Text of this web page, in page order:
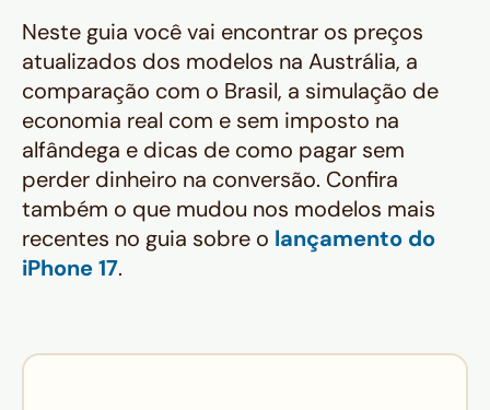
Neste guia você vai encontrar os preços
atualizados dos modelos na Austrália, a
comparação com o Brasil, a simulação de
economia real com e sem imposto na
alfândega e dicas de como pagar sem
perder dinheiro na conversão. Confira
também o que mudou nos modelos mais
recentes no guia sobre o lançamento do
iPhone 17.